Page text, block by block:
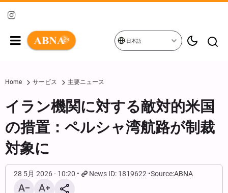
日本語
Home サービス 主要ニュース
イラン機関に対する敵対的米国
の措置：ペルシャ湾航路が制裁
対象に
28 5月 2026 - 10:20 News ID: 1819622 Source:ABNA